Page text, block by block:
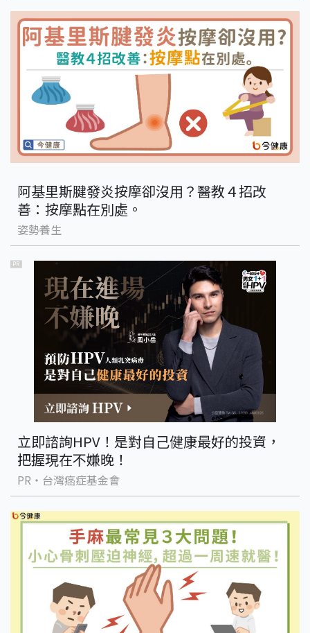
阿基里斯腱發炎按摩卻沒用？醫教４招改
善：按摩點在別處。
姿勢養生
PR
立即諮詢HPV！是對自己健康最好的投資，
把握現在不嫌晚！
PR・台灣癌症基金會